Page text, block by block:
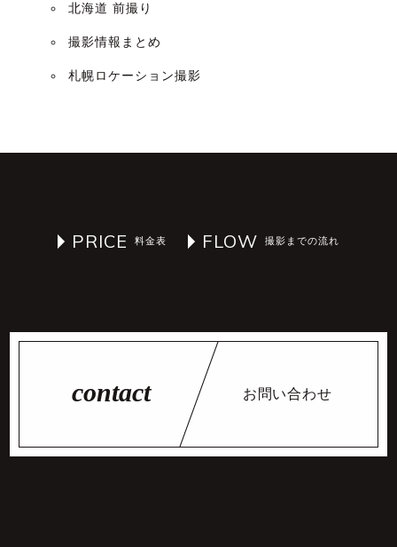
北海道 前撮り
撮影情報まとめ
札幌ロケーション撮影
PRICE FLOW
お問い合わせ